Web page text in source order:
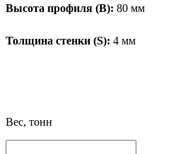
Высота профиля (B): 80 мм
Толщина стенки (S): 4 мм
Вес, тонн